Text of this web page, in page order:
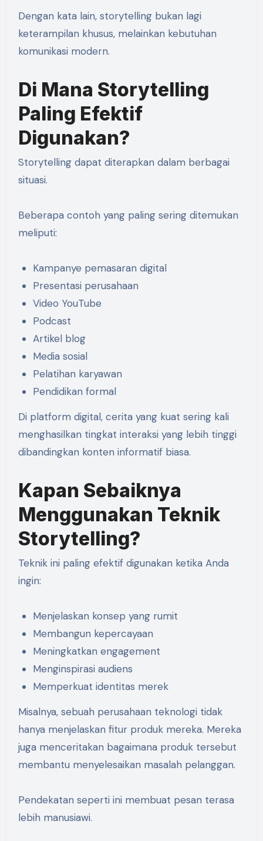
Dengan kata lain, storytelling bukan lagi
keterampilan khusus, melainkan kebutuhan
komunikasi modern.
Di Mana Storytelling
Paling Efektif
Digunakan?
Storytelling dapat diterapkan dalam berbagai
situasi.
Beberapa contoh yang paling sering ditemukan
meliputi:
Kampanye pemasaran digital
Presentasi perusahaan
Video YouTube
Podcast
Artikel blog
Media sosial
Pelatihan karyawan
Pendidikan formal
Di platform digital, cerita yang kuat sering kali
menghasilkan tingkat interaksi yang lebih tinggi
dibandingkan konten informatif biasa.
Kapan Sebaiknya
Menggunakan Teknik
Storytelling?
Teknik ini paling efektif digunakan ketika Anda
ingin:
Menjelaskan konsep yang rumit
Membangun kepercayaan
Meningkatkan engagement
Menginspirasi audiens
Memperkuat identitas merek
Misalnya, sebuah perusahaan teknologi tidak
hanya menjelaskan fitur produk mereka. Mereka
juga menceritakan bagaimana produk tersebut
membantu menyelesaikan masalah pelanggan.
Pendekatan seperti ini membuat pesan terasa
lebih manusiawi.